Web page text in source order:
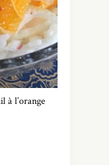
à l’orange